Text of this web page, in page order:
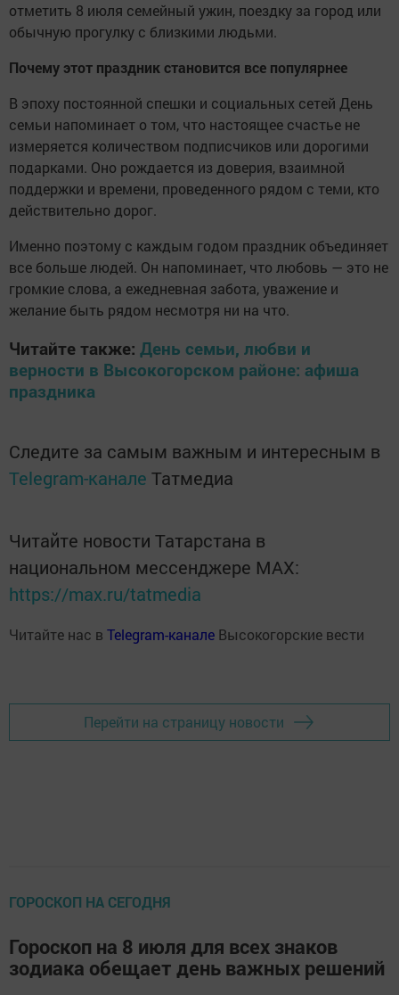
отметить 8 июля семейный ужин, поездку за город или
обычную прогулку с близкими людьми.
Почему этот праздник становится все популярнее
В эпоху постоянной спешки и социальных сетей День
семьи напоминает о том, что настоящее счастье не
измеряется количеством подписчиков или дорогими
подарками. Оно рождается из доверия, взаимной
поддержки и времени, проведенного рядом с теми, кто
действительно дорог.
Именно поэтому с каждым годом праздник объединяет
все больше людей. Он напоминает, что любовь — это не
громкие слова, а ежедневная забота, уважение и
желание быть рядом несмотря ни на что.
Читайте также: День семьи, любви и
верности в Высокогорском районе: афиша
праздника
Следите за самым важным и интересным в
Telegram-канале Татмедиа
Читайте новости Татарстана в
национальном мессенджере MАХ:
https://max.ru/tatmedia
Читайте нас в Telegram-канале Высокогорские вести
Перейти на страницу новости
ГОРОСКОП НА СЕГОДНЯ
Гороскоп на 8 июля для всех знаков
зодиака обещает день важных решений